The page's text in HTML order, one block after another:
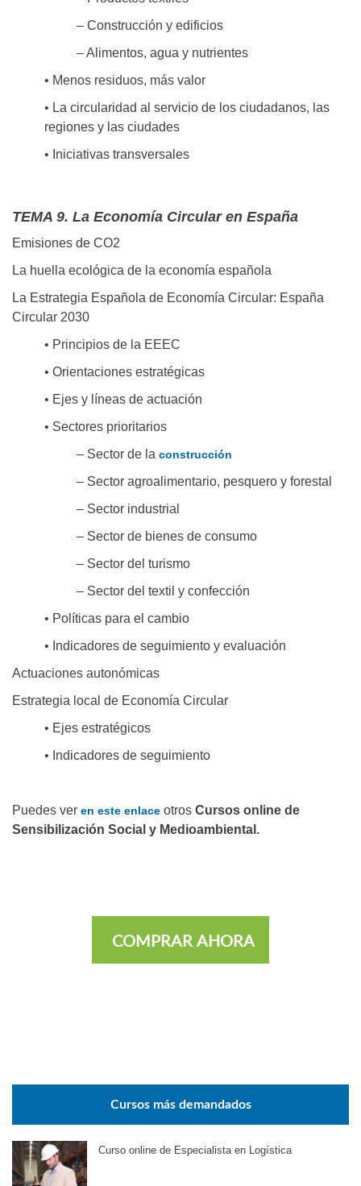
– Construcción y edificios
– Alimentos, agua y nutrientes
• Menos residuos, más valor
• La circularidad al servicio de los ciudadanos, las
regiones y las ciudades
• Iniciativas transversales
TEMA 9. La Economía Circular en España
Emisiones de CO2
La huella ecológica de la economía española
La Estrategia Española de Economía Circular: España
Circular 2030
• Principios de la EEEC
• Orientaciones estratégicas
• Ejes y líneas de actuación
• Sectores prioritarios
– Sector de la construcción
– Sector agroalimentario, pesquero y forestal
– Sector industrial
– Sector de bienes de consumo
– Sector del turismo
– Sector del textil y confección
• Políticas para el cambio
• Indicadores de seguimiento y evaluación
Actuaciones autonómicas
Estrategia local de Economía Circular
• Ejes estratégicos
• Indicadores de seguimiento
Puedes ver en este enlace otros Cursos online de
Sensibilización Social y Medioambiental.
COMPRAR AHORA
Cursos más demandados
Curso online de Especialista en Logística